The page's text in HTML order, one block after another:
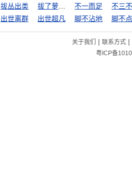
拔丛出类 不一而足
不三
出世离群 出世超凡 脚不沾地 脚不
关于我们 | 联系方式|
粤ICP备